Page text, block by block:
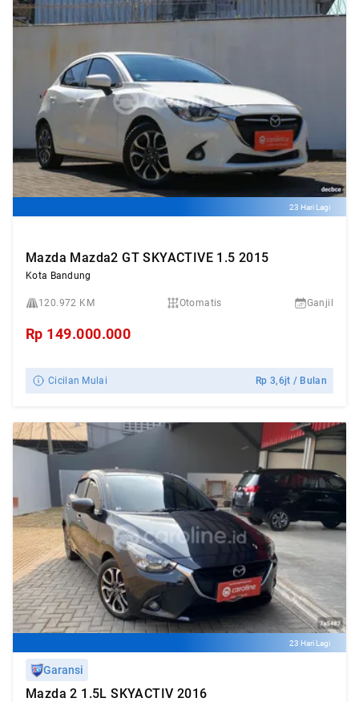
23 Hari Lagi
Mazda Mazda2 GT SKYACTIVE 1.5 2015
Kota Bandung
120.972 KM Otomatis Ganjil
Rp 149.000.000
Cicilan Mulai Rp3,6jt / Bulan
23 Hari Lagi
Garansi
Mazda 2 1.5L SKYACTIV 2016